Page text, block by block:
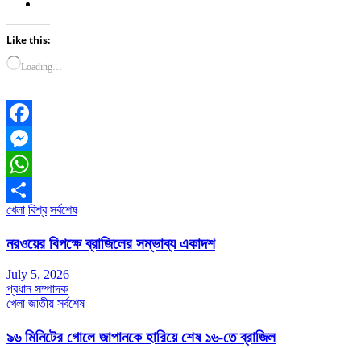
Like this:
Loading…
Facebook
Messenger
WhatsApp
Share
খেলা বিশ্ব সর্বশেষ
নরওয়ের বিপক্ষে ব্রাজিলের সম্ভাব্য একাদশ
July 5, 2026
প্রধান সম্পাদক
খেলা জাতীয় সর্বশেষ
৯৬ মিনিটের গোলে জাপানকে হারিয়ে শেষ ১৬-তে ব্রাজিল